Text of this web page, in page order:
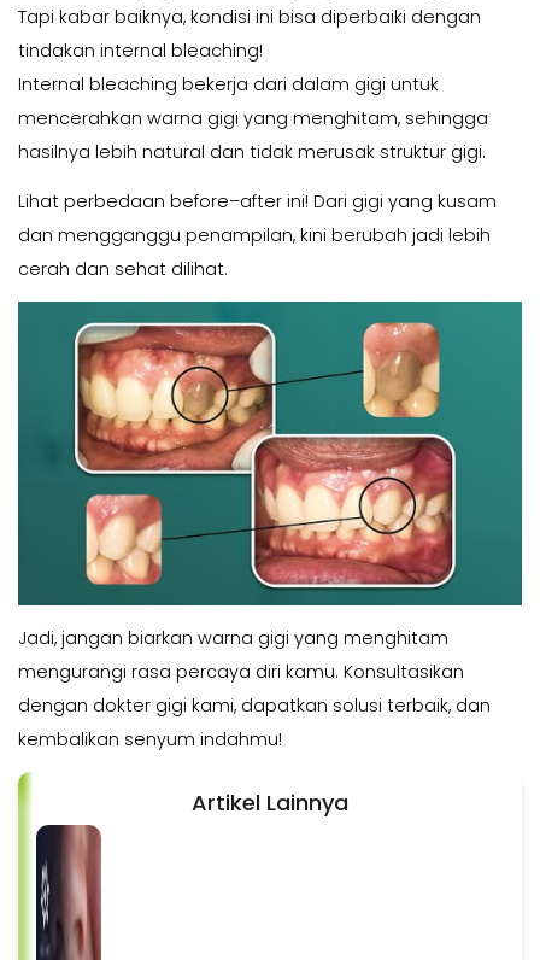
Tapi kabar baiknya, kondisi ini bisa diperbaiki dengan
tindakan internal bleaching!
Internal bleaching bekerja dari dalam gigi untuk
mencerahkan warna gigi yang menghitam, sehingga
hasilnya lebih natural dan tidak merusak struktur gigi.
Lihat perbedaan before–after ini! Dari gigi yang kusam
dan mengganggu penampilan, kini berubah jadi lebih
cerah dan sehat dilihat.
Jadi, jangan biarkan warna gigi yang menghitam
mengurangi rasa percaya diri kamu. Konsultasikan
dengan dokter gigi kami, dapatkan solusi terbaik, dan
kembalikan senyum indahmu!
Artikel Lainnya